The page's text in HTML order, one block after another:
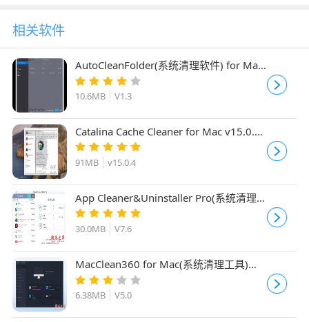
相关软件
AutoCleanFolder(系统清理软件) for Mac
V1.3 苹果电脑版
10.6MB V1.3
Catalina Cache Cleaner for Mac v15.0.4
特别激活版 附激活步骤
91MB v15.0.4
App Cleaner&Uninstaller Pro(系统清理
软件) for mac V7.6 苹果电脑版
30.0MB V7.6
MacClean360 for Mac(系统清理工具)
V5.0 苹果电脑版
6.38MB V5.0